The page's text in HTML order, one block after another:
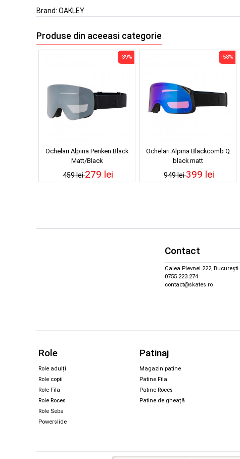
Brand: OAKLEY
Produse din aceeasi categorie
Ochelari Alpina Penken Black
Matt/Black
459 lei
-39%
279 lei
Ochelari Alpina Blackcomb Q
black matt
949 lei
-58%
399 lei
Contact
Calea Plevnei 222, București
0755 223 274
contact@skates.ro
Role
Role adulți
Role copii
Role Fila
Role Roces
Role Seba
Powerslide
Patinaj
Magazin patine
Patine Fila
Patine Roces
Patine de gheață